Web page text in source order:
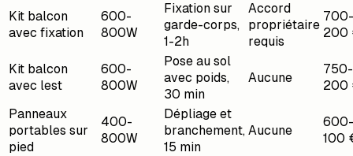
Kit balcon
avec fixation
600-
800W
Fixation sur
garde-corps,
1-2h
Accord
propriétaire
requis
200
Kit balcon
avec lest
600-
800W
Pose au sol
avec poids,
30 min
Aucune
750-
200
Panneaux
portables sur
pied
400-
800W
Dépliage et
branchement,
15 min
Aucune
100